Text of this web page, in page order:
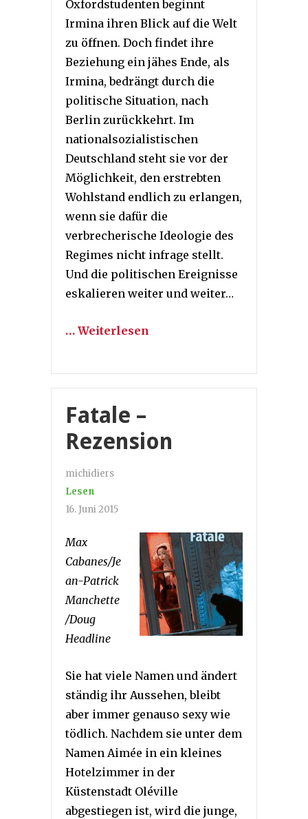
Oxfordstudenten beginnt
Irmina ihren Blick auf die Welt
zu öffnen. Doch findet ihre
Beziehung ein jähes Ende, als
Irmina, bedrängt durch die
politische Situation, nach
Berlin zurückkehrt. Im
nationalsozialistischen
Deutschland steht sie vor der
Möglichkeit, den erstrebten
Wohlstand endlich zu erlangen,
wenn sie dafür die
verbrecherische Ideologie des
Regimes nicht infrage stellt.
Und die politischen Ereignisse
eskalieren weiter und weiter…
… Weiterlesen
Fatale –
Rezension
michidiers
Lesen
16. Juni 2015
Max
Cabanes/Je
an-Patrick
Manchette
/Doug
Headline
Sie hat viele Namen und ändert
ständig ihr Aussehen, bleibt
aber immer genauso sexy wie
tödlich. Nachdem sie unter dem
Namen Aimée in ein kleines
Hotelzimmer in der
Küstenstadt Oléville
abgestiegen ist, wird die junge,